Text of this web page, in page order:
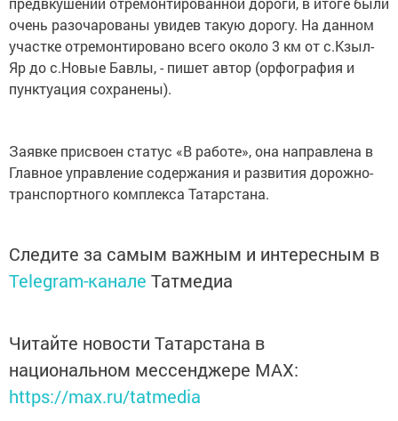
очень разочарованы увидев такую дорогу. На данном
участке отремонтировано всего около 3 км от с.Кзыл-
Яр до с.Новые Бавлы, - пишет автор (орфография и
пунктуация сохранены).
Заявке присвоен статус «В работе», она направлена в
Главное управление содержания и развития дорожно-
транспортного комплекса Татарстана.
Следите за самым важным и интересным в
Telegram-канале Татмедиа
Читайте новости Татарстана в
национальном мессенджере MАХ:
https://max.ru/tatmedia